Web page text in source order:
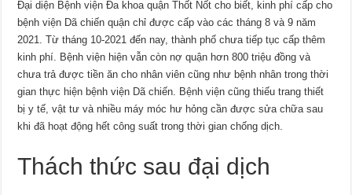
Đại diện Bệnh viện Đa khoa quận Thốt Nốt cho biết, kinh phí cấp cho
bệnh viện Dã chiến quận chỉ được cấp vào các tháng 8 và 9 năm
2021. Từ tháng 10-2021 đến nay, thành phố chưa tiếp tục cấp thêm
kinh phí. Bệnh viện hiện vẫn còn nợ quận hơn 800 triệu đồng và
chưa trả được tiền ăn cho nhân viên cũng như bệnh nhân trong thời
gian thực hiện bệnh viện Dã chiến. Bệnh viện cũng thiếu trang thiết
bị y tế, vật tư và nhiều máy móc hư hỏng cần được sửa chữa sau
khi đã hoạt động hết công suất trong thời gian chống dịch.
Thách thức sau đại dịch